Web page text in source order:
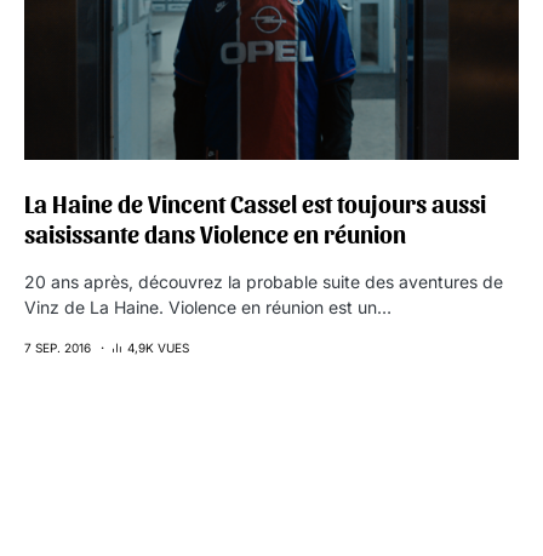
La Haine de Vincent Cassel est toujours aussi
saisissante dans Violence en réunion
20 ans après, découvrez la probable suite des aventures de
Vinz de La Haine. Violence en réunion est un…
7 SEP. 2016 4,9K VUES